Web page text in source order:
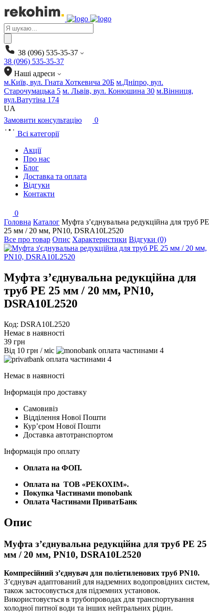
Products
search
38 (096) 535-35-37
38 (096) 535-35-37
Наші адреси
м.Київ, вул. Гната Хоткевича 20Б м.Дніпро, вул.
Старочумацька 5 м. Львів, вул. Конюшина 30 м.Вінниця,
вул.Ватутіна 174
UA
Замовити консультацію
0
Всі категорії
Акції
Про нас
Блог
Доставка та оплата
Відгуки
Контакти
0
Головна Каталог Муфта з’єднувальна редукційна для труб PE
25 мм / 20 мм, PN10, DSRA10L2520
Все про товар Опис Характеристики Відгуки (0)
Муфта з’єднувальна редукційна для
труб PE 25 мм / 20 мм, PN10,
DSRA10L2520
Код: DSRA10L2520
Немає в наявності
39 грн
Від 10 грн / міс
4
4
Немає в наявності
Інформація про доставку
Самовивіз
Відділення Нової Пошти
Курʼєром Нової Пошти
Доставка автотранспортом
Інформація про оплату
Оплата на ФОП.
Оплата на ТОВ «РЕКОХІМ».
Покупка Частинами monobank
Оплата Частинами ПриватБанк
Опис
Муфта з’єднувальна редукційна для труб PE 25
мм / 20 мм, PN10, DSRA10L2520
Компресійний з’єднувач для поліетиленових труб PN10.
З’єднувач адаптований для надземних водопровідних систем,
також застосовується для підземних установок.
Використовується в трубопроводах для транспортування
холодної питної води та інших нейтральних рідин.